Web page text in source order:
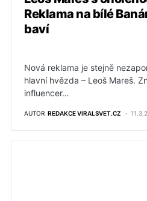
Reklama na bílé
baví
Nová reklama je stejně
hlavní hvězda – Leoš Mareš.
influencer…
AUTOR REDAKCE VIRALSVET.CZ